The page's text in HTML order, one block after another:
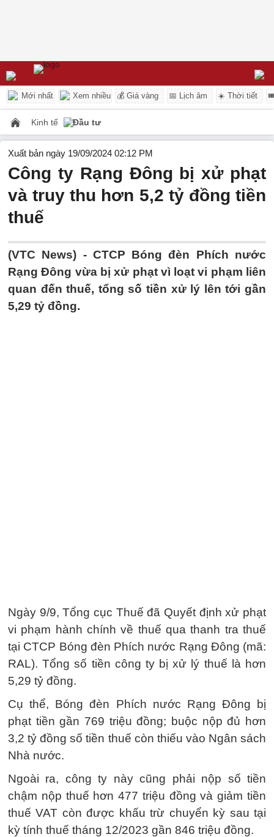
Mới nhất Xem nhiều 💰 Giá vàng 📅 Lịch âm ☀️ Thời tiết
Kinh tế Đầu tư
Xuất bản ngày 19/09/2024 02:12 PM
Công ty Rạng Đông bị xử phạt
và truy thu hơn 5,2 tỷ đồng tiền
thuế
(VTC News) - CTCP Bóng đèn Phích nước
Rạng Đông vừa bị xử phạt vì loạt vi phạm liên
quan đến thuế, tổng số tiền xử lý lên tới gần
5,29 tỷ đồng.
Ngày 9/9, Tổng cục Thuế đã Quyết định xử phạt
vi phạm hành chính về thuế qua thanh tra thuế
tại CTCP Bóng đèn Phích nước Rạng Đông (mã:
RAL). Tổng số tiền công ty bị xử lý thuế là hơn
5,29 tỷ đồng.
Cụ thể, Bóng đèn Phích nước Rạng Đông bị
phạt tiền gần 769 triệu đồng; buộc nộp đủ hơn
3,2 tỷ đồng số tiền thuế còn thiếu vào Ngân sách
Nhà nước.
Ngoài ra, công ty này cũng phải nộp số tiền
chậm nộp thuế hơn 477 triệu đồng và giảm tiền
thuế VAT còn được khấu trừ chuyển kỳ sau tại
kỳ tính thuế tháng 12/2023 gần 846 triệu đồng.